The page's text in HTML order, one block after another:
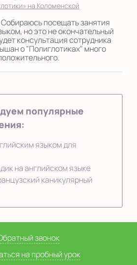
на Коломенской
Собираюсь посещать занятия
но это не окончательный
консультация сотрудника
о "Полиглотиках" много
популярные
языком для
на английском языке
каникулярный
звонок
на пробный урок